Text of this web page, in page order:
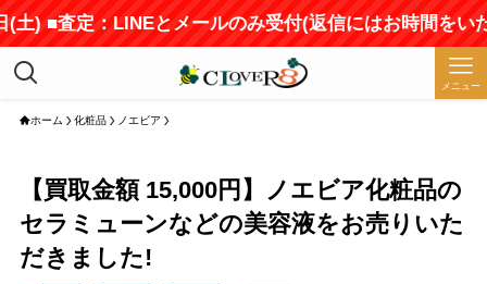
査定：LINEとメールのみ受付(返信にはお時間をいただ
メニュー
ホーム 化粧品 ノエビア
【買取金額 15,000円】ノエビア化粧品の
セラミューンなどの美容液をお売りいた
だきました!